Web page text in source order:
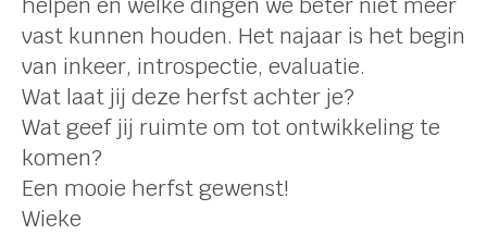
helpen en welke dingen we beter niet meer
vast kunnen houden. Het najaar is het begin
van inkeer, introspectie, evaluatie.
Wat laat jij deze herfst achter je?
Wat geef jij ruimte om tot ontwikkeling te
komen?
Een mooie herfst gewenst!
Wieke